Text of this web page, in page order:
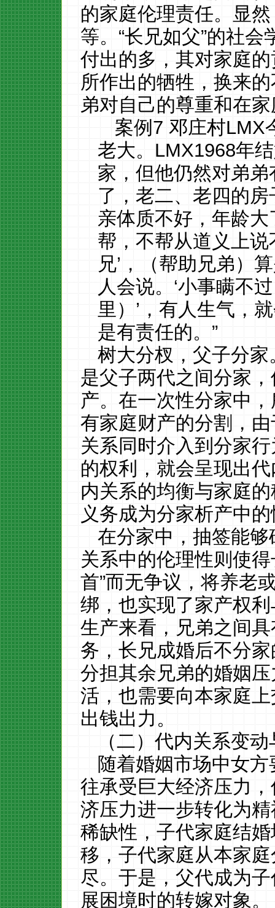
的家庭伦理责任。显
等。“长兄如父”的社
付出的多，其对家庭
所作出的牺牲，换来
弟对自己的尊重和在
案例7 邓庄村LMX
老大。LMX1968年
家，但他仍然对弟
了，老二、老四的房
亲体质不好，年龄
帮，不帮从道义上说
兄’，（帮助兄弟）
人会说。‘小事瞒不
里）’，有人生气，
是有责任的。”
树大分杈，父子分
是父子两代之间分家
产。在一次性分家中
有家庭财产的分割，
关系同时介入到分家
的权利，就会呈现出
内关系的均衡与家庭
义务成为分家析产中
在分家中，抽签能
关系中的伦理性则使
首”而无争议，将养老
绑，也实现了家产权
生产来看，兄弟之间
务，长兄成婚后不分
分担其余兄弟的婚姻
活，也需要向本家庭
出钱出力。
（二）代内关系变
随着婚姻市场中女
往承受巨大经济压力
济压力进一步转化为
稀缺性，子代家庭结
移，子代家庭从本家
尽。于是，父代成为
展困境时的转嫁对象。